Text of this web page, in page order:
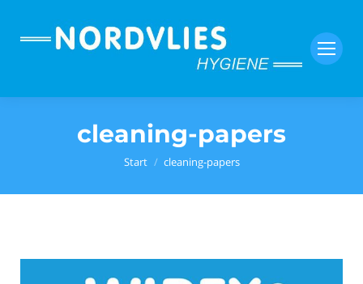
cleaning-papers
Sie befinden sich hier:
Start cleaning-papers